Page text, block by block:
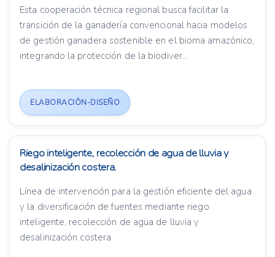
Esta cooperación técnica regional busca facilitar la
transición de la ganadería convencional hacia modelos
de gestión ganadera sostenible en el bioma amazónico,
integrando la protección de la biodiver...
ELABORACIÓN-DISEÑO
Riego inteligente, recolección de agua de lluvia y
desalinización costera.
Línea de intervención para la gestión eficiente del agua
y la diversificación de fuentes mediante riego
inteligente, recolección de agua de lluvia y
desalinización costera.